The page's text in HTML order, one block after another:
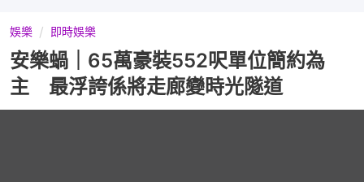
娛樂 即時娛樂
安樂蝸｜65萬豪裝552呎單位簡約為
主 最浮誇係將走廊變時光隧道